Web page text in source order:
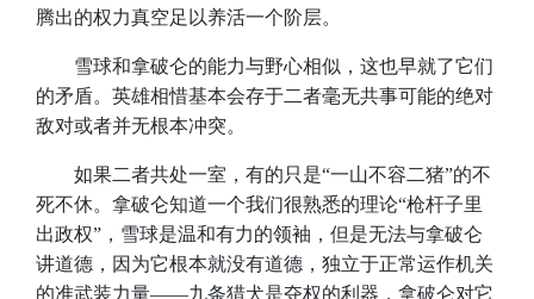
腾出的权力真空足以养活一个阶层。
​雪球和拿破仑的能力与野心相似，这也早就了它们
的矛盾。英雄相惜基本会存于二者毫无共事可能的绝对
敌对或者并无根本冲突。
​如果二者共处一室，有的只是“一山不容二猪”的不
死不休。拿破仑知道一个我们很熟悉的理论“枪杆子里
出政权”，雪球是温和有力的领袖，但是无法与拿破仑
讲道德，因为它根本就没有道德，独立于正常运作机关
的准武装力量——九条猎犬是夺权的利器，拿破仑对它